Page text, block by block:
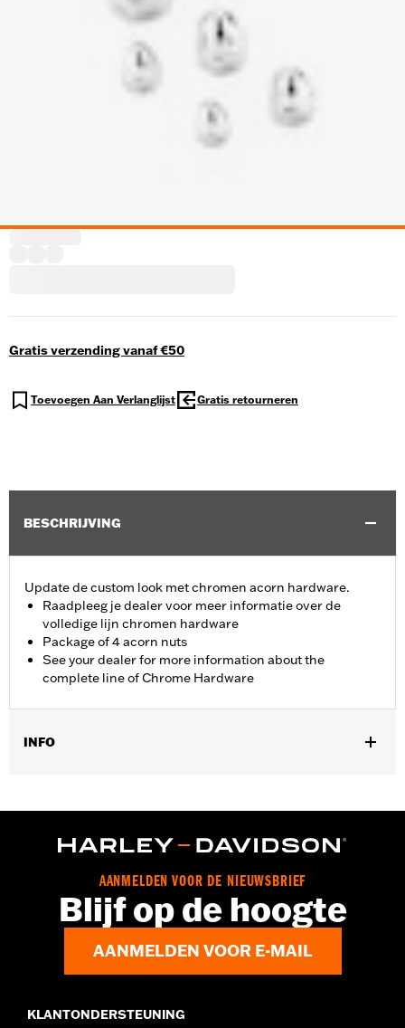
Gratis verzending vanaf €50
Toevoegen Aan Verlanglijst Gratis retourneren
BESCHRIJVING
Update de custom look met chromen acorn hardware.
Raadpleeg je dealer voor meer informatie over de
volledige lijn chromen hardware
Package of 4 acorn nuts
See your dealer for more information about the
complete line of Chrome Hardware
INFO
AANMELDEN VOOR DE NIEUWSBRIEF
Blijf op de hoogte
AANMELDEN VOOR E-MAIL
KLANTONDERSTEUNING